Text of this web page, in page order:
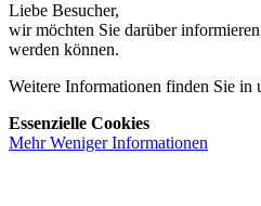
Liebe Besucher,
wir möchten Sie darüber
werden können.
Weitere Informationen finden Sie in
Essenzielle Cookies
Mehr WenigerInformationen